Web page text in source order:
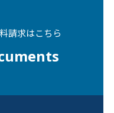
請求はこちら